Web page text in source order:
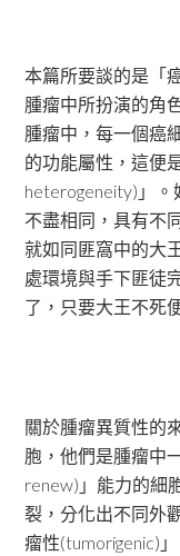
本篇所要談的是「
腫瘤中所扮演的角
腫瘤中，每一個癌
的功能屬性，這便
heterogeneity)」
不盡相同，具有不
就如同匪窩中的大
處環境與手下匪徒
了，只要大王不死
關於腫瘤異質性的
胞，他們是腫瘤中
renew)」能力的細
裂，分化出不同外
瘤性(tumorigenic)